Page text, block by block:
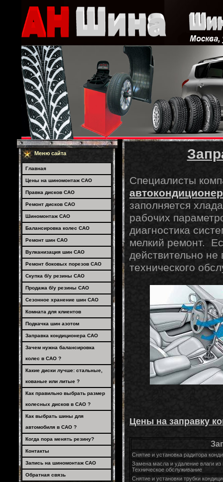
Меню сайта
Главная
Цены на шиномонтаж САО
Правка дисков САО
Ремонт дисков САО
Шиномонтаж САО
Балансировка колес САО
Ремонт шин САО
Вулканизация шин САО
Ремонт боковых порезов САО
Скупка б/у резины САО
Продажа б/у резины САО
Сезонное хранение шин САО
Комната для клиентов
Подкачка шин азотом
Заправка кондиционера САО
Зачем нужна балансировка
колес в САО ?
Какие диски лучше: стальные,
кованые или литые ?
Как правильно выбрать размер
колесных дисков в САО ?
Как выбрать шины для
автомобиля в САО ?
Когда пора менять резину?
Контакты
Запись на шиномонтаж САО
Обратная связь
Специалисты
заполняется
рабочих
диагностика
мелкий ремонт.
действительно не
технического
Цены на заправку
Снятие и установка радитора
Замена масла и удаление влаги
Техническое обслуживание
Снятие и установки трубки